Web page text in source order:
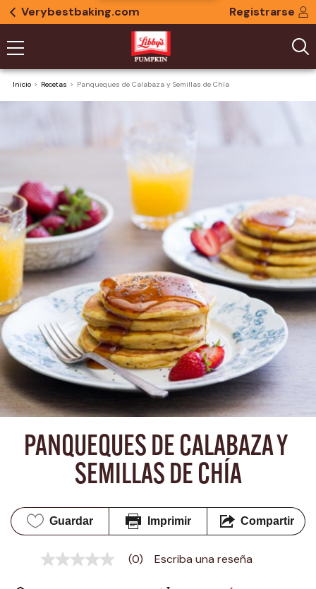
Verybestbaking.com Registrarse
Inicio Recetas Panqueques de Calabaza y Semillas de Chía
PANQUEQUES DE CALABAZA Y
SEMILLAS DE CHÍA
Guardar Imprimir Compartir
Sin
(0) Escriba una reseña